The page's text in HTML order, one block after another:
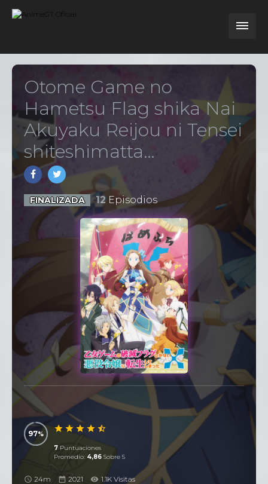
Otome Game no
Hametsu Flag shika Nai
Akuyaku Reijou ni Tensei
shiteshimatta…
FINALIZADA 12 Episodios
97
7 Puntuaciones
Promedio: 4,86 Sobre 5
24m 2021 1.1K Visitas